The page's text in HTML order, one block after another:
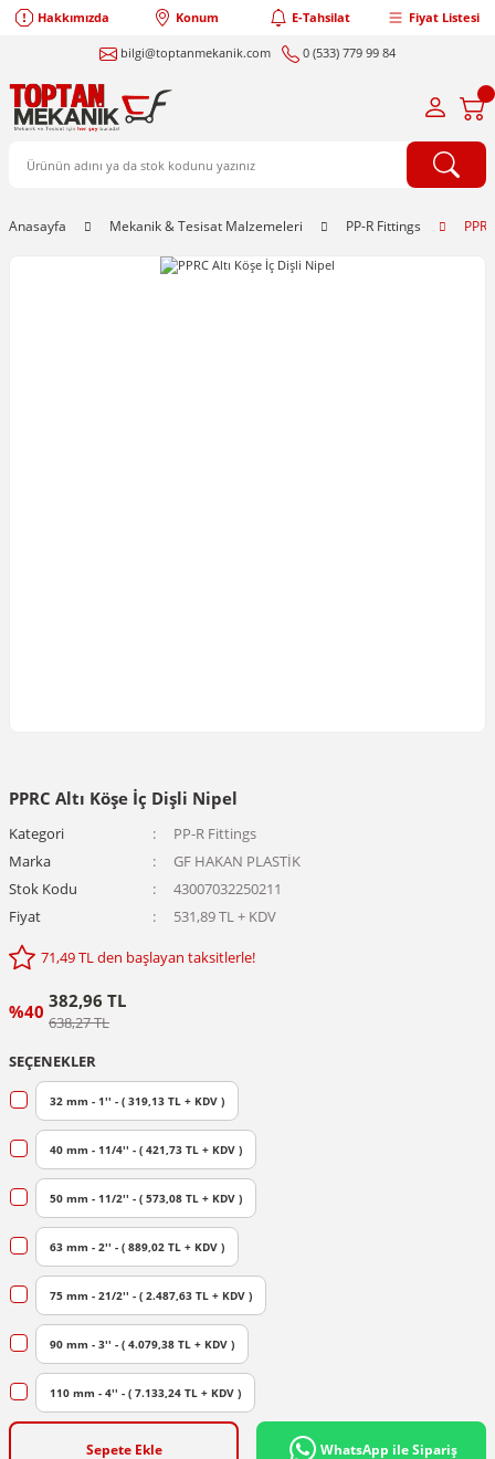
Hakkımızda Konum E-Tahsilat Fiyat Listesi
bilgi@toptanmekanik.com 0 (533) 779 99 84
Anasayfa Mekanik & Tesisat Malzemeleri PP-R Fittings
PPRC Altı Köşe İç Dişli Nipel
Kategori
PP-R Fittings
Marka
GF HAKAN PLASTİK
Stok Kodu
43007032250211
Fiyat
531,89 TL + KDV
71,49 TL den başlayan taksitlerle!
%40 382,96 TL
638,27 TL
SEÇENEKLER
32 mm - 1'' - ( 319,13 TL + KDV )
40 mm - 11/4'' - ( 421,73 TL + KDV )
50 mm - 11/2'' - ( 573,08 TL + KDV )
63 mm - 2'' - ( 889,02 TL + KDV )
75 mm - 21/2'' - ( 2.487,63 TL + KDV )
90 mm - 3'' - ( 4.079,38 TL + KDV )
110 mm - 4'' - ( 7.133,24 TL + KDV )
Sepete Ekle WhatsApp ile Sipariş